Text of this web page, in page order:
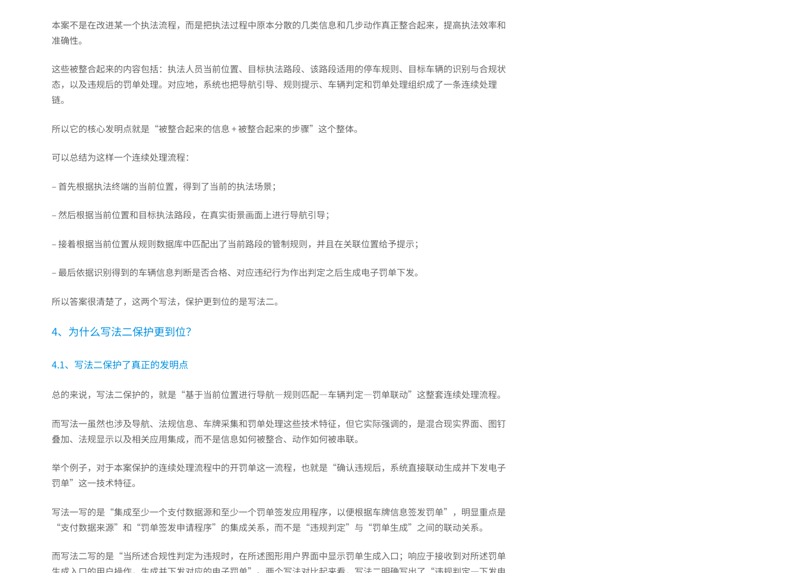
本案不是在改进某一个执法流程，而是把执法过程中原本分散的几类信息和几步动作真正整合起来，提高执法效率和
准确性。
这些被整合起来的内容包括：执法人员当前位置、目标执法路段、该路段适用的停车规则、目标车辆的识别与合规状
态，以及违规后的罚单处理。对应地，系统也把导航引导、规则提示、车辆判定和罚单处理组织成了一条连续处理
链。
所以它的核心发明点就是“被整合起来的信息 + 被整合起来的步骤”这个整体。
可以总结为这样一个连续处理流程：
– 首先根据执法终端的当前位置，得到了当前的执法场景；
– 然后根据当前位置和目标执法路段，在真实街景画面上进行导航引导；
– 接着根据当前位置从规则数据库中匹配出了当前路段的管制规则，并且在关联位置给予提示；
– 最后依据识别得到的车辆信息判断是否合格、对应违纪行为作出判定之后生成电子罚单下发。
所以答案很清楚了，这两个写法，保护更到位的是写法二。
4、为什么写法二保护更到位？
4.1、写法二保护了真正的发明点
总的来说，写法二保护的，就是“基于当前位置进行导航—规则匹配—车辆判定—罚单联动”这整套连续处理流程。
而写法一虽然也涉及导航、法规信息、车牌采集和罚单处理这些技术特征，但它实际强调的，是混合现实界面、图钉
叠加、法规显示以及相关应用集成，而不是信息如何被整合、动作如何被串联。
举个例子，对于本案保护的连续处理流程中的开罚单这一流程，也就是“确认违规后，系统直接联动生成并下发电子
罚单”这一技术特征。
写法一写的是“集成至少一个支付数据源和至少一个罚单签发应用程序，以便根据车牌信息签发罚单”，明显重点是
“支付数据来源”和“罚单签发申请程序”的集成关系，而不是“违规判定”与“罚单生成”之间的联动关系。
而写法二写的是“当所述合规性判定为违规时，在所述图形用户界面中显示罚单生成入口；响应于接收到对所述罚单